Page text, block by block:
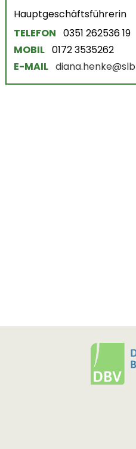
Hauptgeschäftsführerin
TELEFON 0351 262536 19
MOBIL 0172 3535262
E-MAIL